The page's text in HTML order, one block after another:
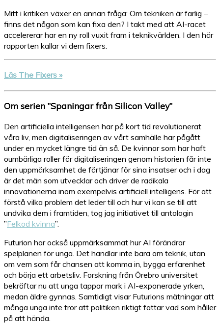
Mitt i kritiken växer en annan fråga: Om tekniken är farlig –
finns det någon som kan fixa den? I takt med att AI-racet
accelererar har en ny roll vuxit fram i teknikvärlden. I den här
rapporten kallar vi dem fixers.
Läs The Fixers »
Om serien ”Spaningar från Silicon Valley”
Den artificiella intelligensen har på kort tid revolutionerat
våra liv, men digitaliseringen av vårt samhälle har pågått
under en mycket längre tid än så. De kvinnor som har haft
oumbärliga roller för digitaliseringen genom historien får inte
den uppmärksamhet de förtjänar för sina insatser och i dag
är det män som utvecklar och driver de radikala
innovationerna inom exempelvis artificiell intelligens. För att
förstå vilka problem det leder till och hur vi kan se till att
undvika dem i framtiden, tog jag initiativet till antologin
”Felkod kvinna”.
Futurion har också uppmärksammat hur AI förändrar
spelplanen för unga. Det handlar inte bara om teknik, utan
om vem som får chansen att komma in, bygga erfarenhet
och börja ett arbetsliv. Forskning från Örebro universitet
bekräftar nu att unga tappar mark i AI-exponerade yrken,
medan äldre gynnas. Samtidigt visar Futurions mätningar att
många unga inte tror att politiken riktigt fattar vad som håller
på att hända.